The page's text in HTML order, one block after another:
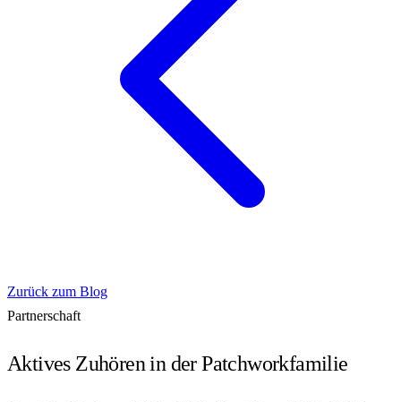
Zurück zum Blog
Partnerschaft
Aktives Zuhören in der Patchworkfamilie